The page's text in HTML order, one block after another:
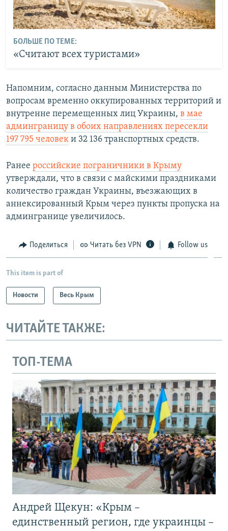
БОЛЬШЕ ПО ТЕМЕ:
«Считают всех туристами»
Напомним, согласно данным Министерства по
вопросам временно оккупированных территорий и
внутренне перемещенных лиц Украины, в мае
админграницу в обоих направлениях пересекли
197 795 человек и 32 136 транспортных средств.
Ранее российские пограничники в Крыму
утверждали, что в связи с майскими праздниками
количество граждан Украины, въезжающих в
аннексированный Крым через пункты пропуска на
админгранице увеличилось.​
Поделиться Читать без VPN Follow us
This item is part of
Новости Весь Крым
ЧИТАЙТЕ ТАКЖЕ:
ТОП-ТЕМА
Андрей Щекун: «Крым –
единственный регион, где украинцы –